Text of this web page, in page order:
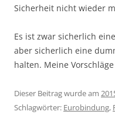
Sicherheit nicht wieder
Es ist zwar sicherlich
aber sicherlich eine
halten. Meine
Dieser Beitrag wurde am
Schlagwörter: Eurobindung,